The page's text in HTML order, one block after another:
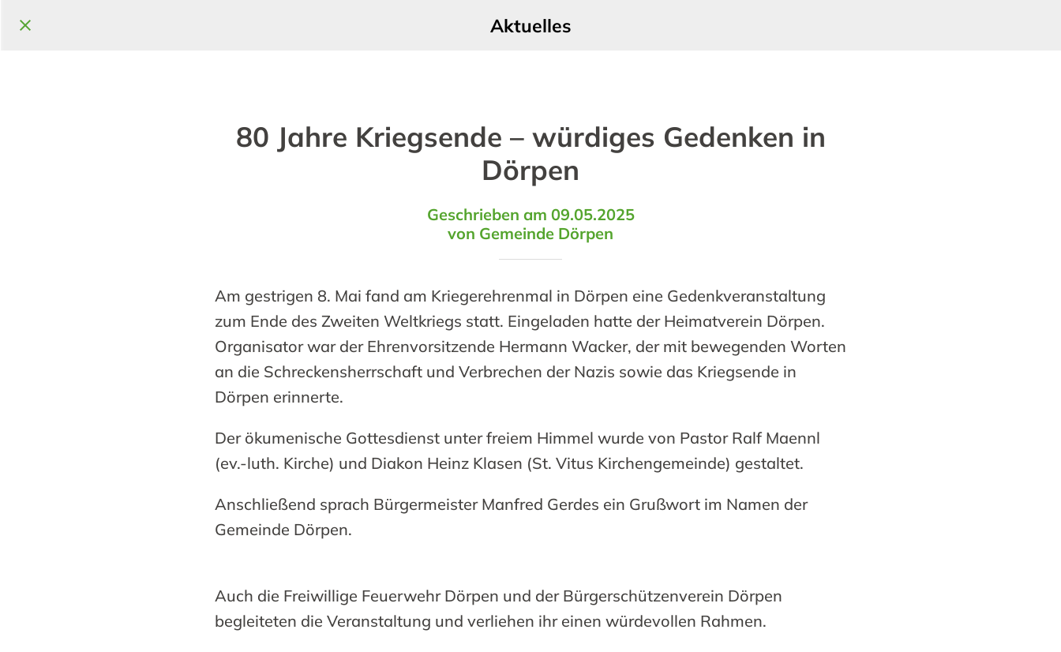
Aktuelles
80 Jahre Kriegsende – würdiges Gedenken in
Dörpen
Geschrieben am 09.05.2025
von Gemeinde Dörpen
Am gestrigen 8. Mai fand am Kriegerehrenmal in Dörpen eine Gedenkveranstaltung
zum Ende des Zweiten Weltkriegs statt. Eingeladen hatte der Heimatverein Dörpen.
Organisator war der Ehrenvorsitzende Hermann Wacker, der mit bewegenden Worten
an die Schreckensherrschaft und Verbrechen der Nazis sowie das Kriegsende in
Dörpen erinnerte.
Der ökumenische Gottesdienst unter freiem Himmel wurde von Pastor Ralf Maennl
(ev.-luth. Kirche) und Diakon Heinz Klasen (St. Vitus Kirchengemeinde) gestaltet.
Anschließend sprach Bürgermeister Manfred Gerdes ein Grußwort im Namen der
Gemeinde Dörpen.
Auch die Freiwillige Feuerwehr Dörpen und der Bürgerschützenverein Dörpen
begleiteten die Veranstaltung und verliehen ihr einen würdevollen Rahmen.